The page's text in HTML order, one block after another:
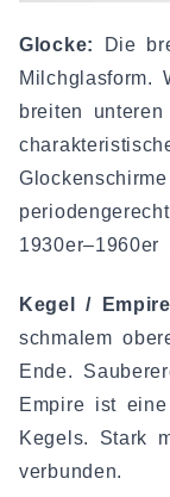
Glocke:
Die
Milchglasform.
breiten
1930er–1960er
Kegel /
schmalem
Ende.
Empire ist
Kegels. Stark
verbunden.